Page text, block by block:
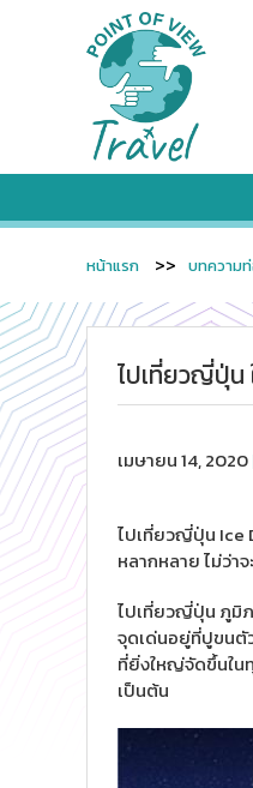
หน้าแรก บทความ
ไปเที่ยวญี่ปุ่น
เมษายน 14, 2020
ไปเที่ยวญี่ปุ่น Ice
หลากหลาย ไม่ว่า
ไปเที่ยวญี่ปุ่น ภูมิ
จุดเด่นอยู่ที่ปูขนตั
ที่ยิ่งใหญ่จัดขึ้นใน
เป็นต้น